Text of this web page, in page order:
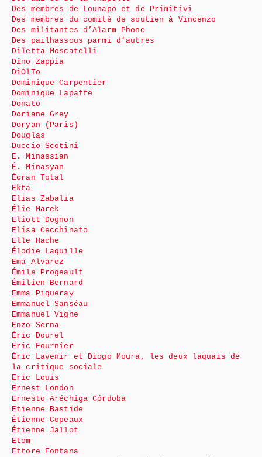
Des membres de Lounapo et de Primitivi
Des membres du comité de soutien à Vincenzo
Des militantes d’Alarm Phone
Des pailhassous parmi d’autres
Diletta Moscatelli
Dino Zappia
DiOlTo
Dominique Carpentier
Dominique Lapaffe
Donato
Doriane Grey
Doryan (Paris)
Douglas
Duccio Scotini
E. Minassian
É. Minasyan
Écran Total
Ekta
Elias Zabalia
Élie Marek
Eliott Dognon
Elisa Cecchinato
Elle Hache
Élodie Laquille
Ema Alvarez
Émile Progeault
Émilien Bernard
Emma Piqueray
Emmanuel Sanséau
Emmanuel Vigne
Enzo Serna
Éric Dourel
Eric Fournier
Éric Lavenir et Diogo Moura, les deux laquais de
la critique sociale
Eric Louis
Ernest London
Ernesto Aréchiga Córdoba
Etienne Bastide
Étienne Copeaux
Étienne Jallot
Etom
Ettore Fontana